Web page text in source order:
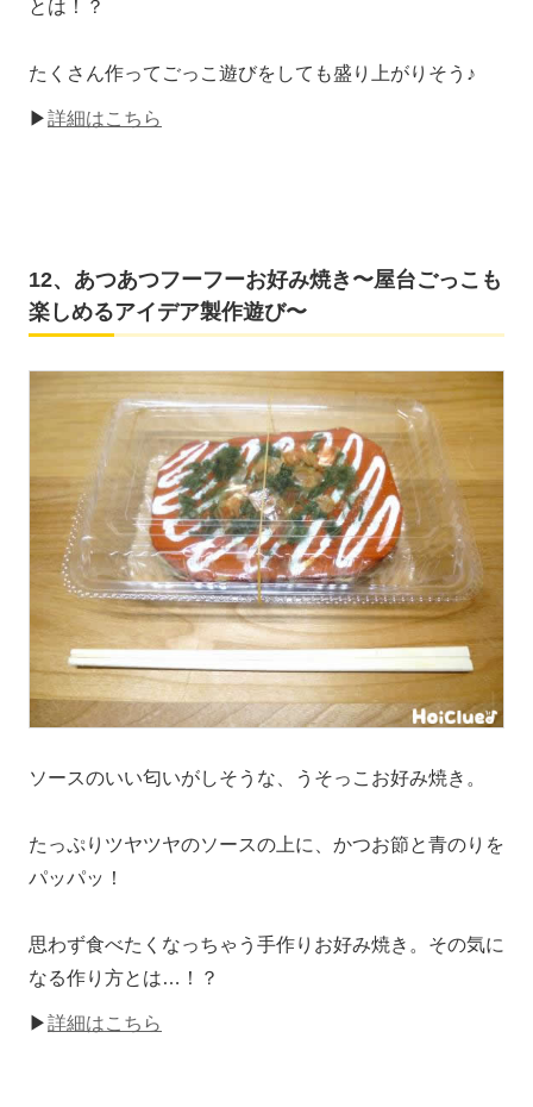
とは！？
たくさん作ってごっこ遊びをしても盛り上がりそう♪
▶詳細はこちら
12、あつあつフーフーお好み焼き〜屋台ごっこも
楽しめるアイデア製作遊び〜
ソースのいい匂いがしそうな、うそっこお好み焼き。
たっぷりツヤツヤのソースの上に、かつお節と青のりを
パッパッ！
思わず食べたくなっちゃう手作りお好み焼き。その気に
なる作り方とは…！？
▶詳細はこちら